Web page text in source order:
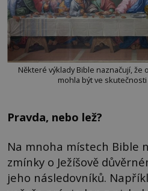
Některé výklady Bible naznačují, že
mohla být ve
Pravda, nebo lež?
Na mnoha místech Bible
zmínky o Ježíšově
jeho následovníků.